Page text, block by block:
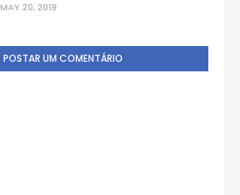
MAY 20, 2019
POSTAR UM COMENTÁRIO